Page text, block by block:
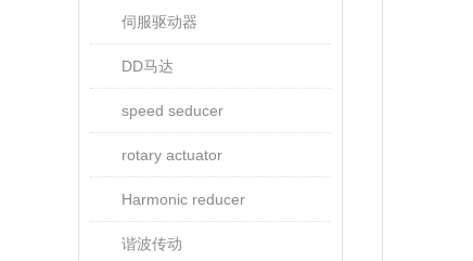
伺服驱动器
DD马达
speed seducer
rotary actuator
Harmonic reducer
谐波传动